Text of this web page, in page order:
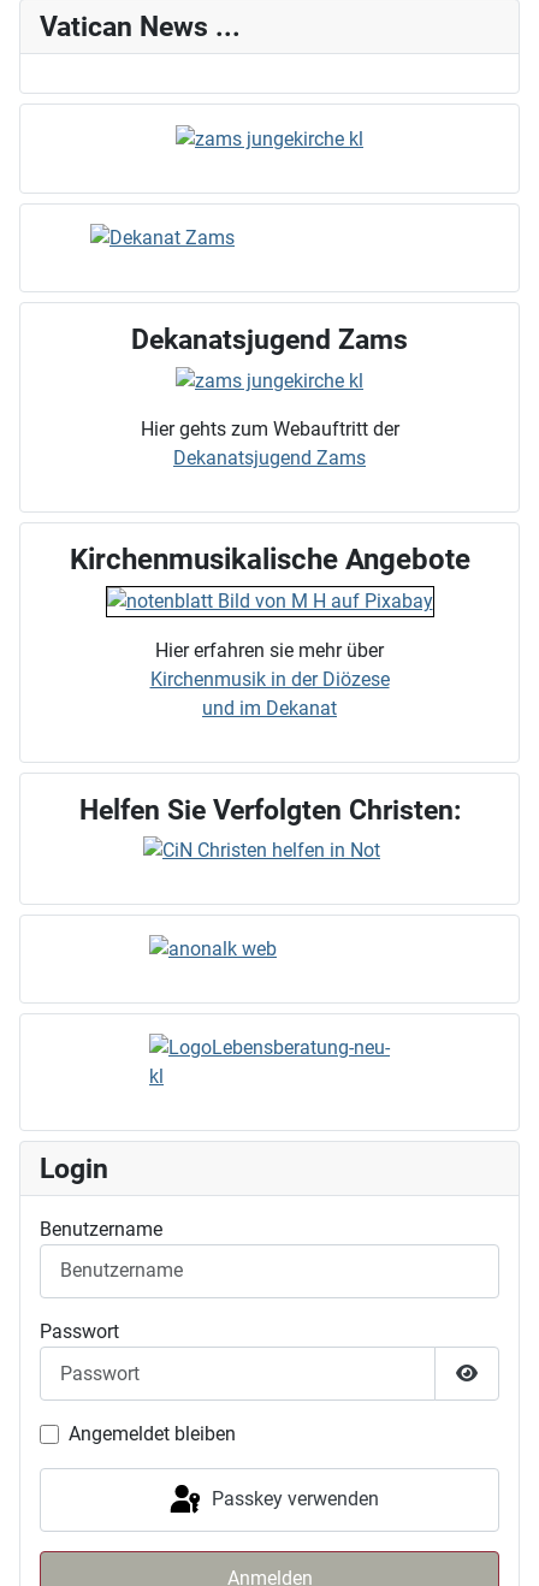
Vatican News ...
Dekanatsjugend Zams
Hier gehts zum Webauftritt der
Dekanatsjugend Zams
Kirchenmusikalische Angebote
Hier erfahren sie mehr über
Kirchenmusik in der Diözese
und im Dekanat
Helfen Sie Verfolgten Christen:
Login
Benutzername
Passwort
Angemeldet bleiben
Passkey verwenden
Anmelden